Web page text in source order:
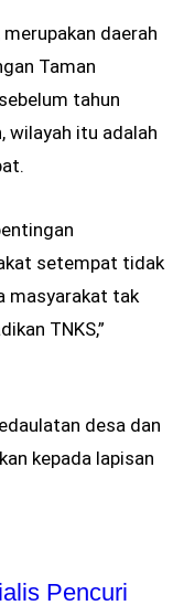
daerah
Taman
tahun
wilayah itu adalah
setempat tidak
masyarakat tak
TNKS,”
desa dan
kepada lapisan
Pencuri